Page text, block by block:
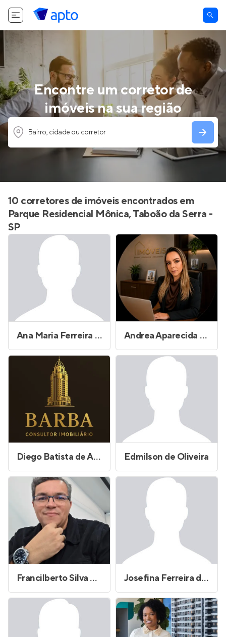
Encontre um corretor de
imóveis na sua região
Bairro, cidade ou corretor
10 corretores de imóveis encontrados em
Parque Residencial Mônica, Taboão da Serra -
SP
Ana Maria Ferreira Maia Silva Andrea Aparecida Barros
Diego Batista de Andrade Edmilson de Oliveira
Francilberto Silva Alves Josefina Ferreira de Assis